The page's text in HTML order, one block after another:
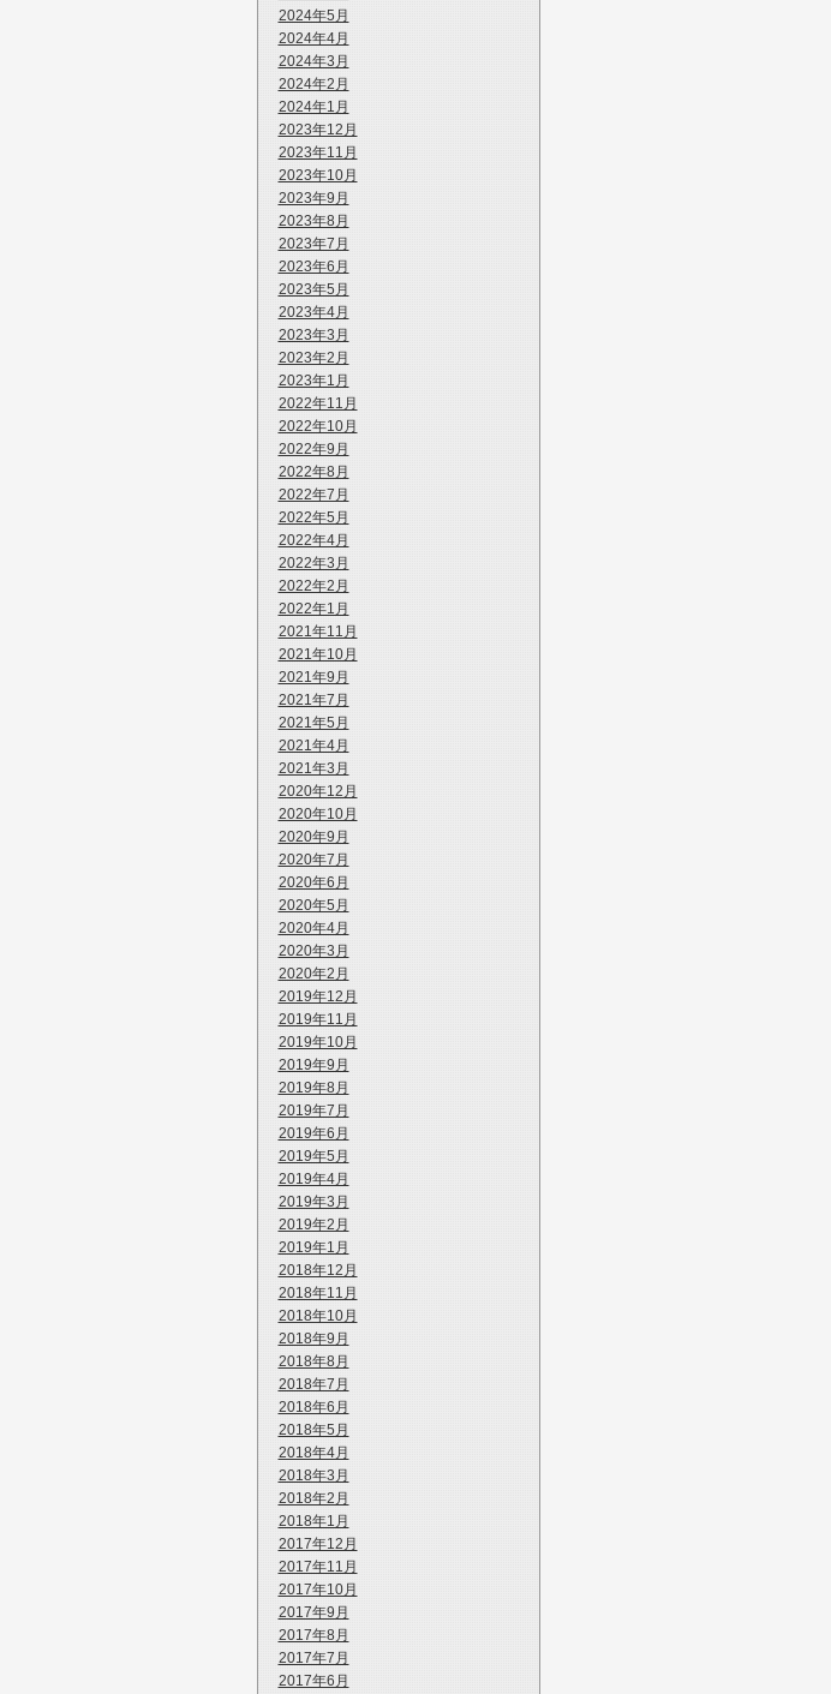
2024年5月
2024年4月
2024年3月
2024年2月
2024年1月
2023年12月
2023年11月
2023年10月
2023年9月
2023年8月
2023年7月
2023年6月
2023年5月
2023年4月
2023年3月
2023年2月
2023年1月
2022年11月
2022年10月
2022年9月
2022年8月
2022年7月
2022年5月
2022年4月
2022年3月
2022年2月
2022年1月
2021年11月
2021年10月
2021年9月
2021年7月
2021年5月
2021年4月
2021年3月
2020年12月
2020年10月
2020年9月
2020年7月
2020年6月
2020年5月
2020年4月
2020年3月
2020年2月
2019年12月
2019年11月
2019年10月
2019年9月
2019年8月
2019年7月
2019年6月
2019年5月
2019年4月
2019年3月
2019年2月
2019年1月
2018年12月
2018年11月
2018年10月
2018年9月
2018年8月
2018年7月
2018年6月
2018年5月
2018年4月
2018年3月
2018年2月
2018年1月
2017年12月
2017年11月
2017年10月
2017年9月
2017年8月
2017年7月
2017年6月